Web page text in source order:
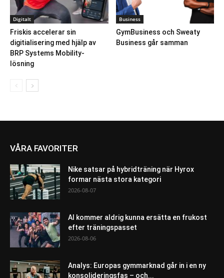
Digitalt
Friskis accelerar sin
digitialisering med hjälp av
BRP Systems Mobility-
lösning
Business
GymBusiness och Sweaty
Business går samman
VÅRA FAVORITER
Nike satsar på hybridträning när Hyrox
formar nästa stora kategori
2026-08-07
AI kommer aldrig kunna ersätta en frukost
efter träningspasset
2026-08-06
Analys: Europas gymmarknad går in i en ny
konsolideringsfas – och...